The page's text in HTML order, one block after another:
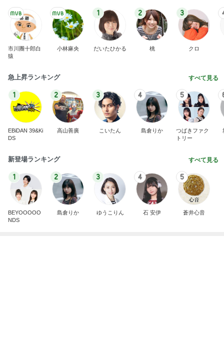
市川團十郎白
猿
小林麻央
1
だいたひかる
2
桃
3
クロ
急上昇ランキング すべて見る
1
EBiDAN 39&Ki
DS
2
高山善廣
3
こいたん
4
島倉りか
5
つばきファク
トリー
新登場ランキング すべて見る
1
BEYOOOOO
NDS
2
島倉りか
3
ゆうこりん
4
石 安伊
5
蒼井心音